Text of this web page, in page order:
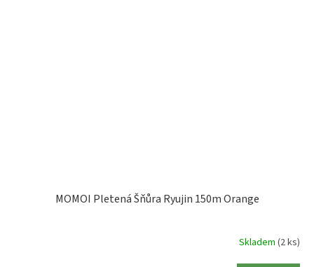
MOMOI Pletená Šňůra Ryujin 150m Orange
Skladem (2 ks)